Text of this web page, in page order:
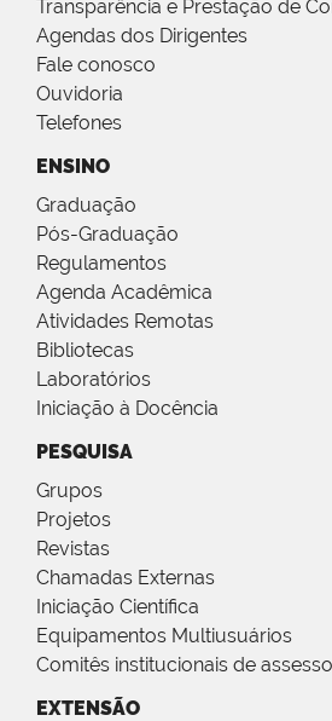
Transparência e Prestação de
Agendas dos Dirigentes
Fale conosco
Ouvidoria
Telefones
ENSINO
Graduação
Pós-Graduação
Regulamentos
Agenda Acadêmica
Atividades Remotas
Bibliotecas
Laboratórios
Iniciação à Docência
PESQUISA
Grupos
Projetos
Revistas
Chamadas Externas
Iniciação Científica
Equipamentos Multiusuários
Comitês institucionais de
EXTENSÃO